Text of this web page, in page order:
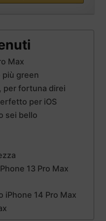
Max
più green
per fortuna direi
per iOS
sei bello
13 Pro Max
iPhone 14 Pro Max